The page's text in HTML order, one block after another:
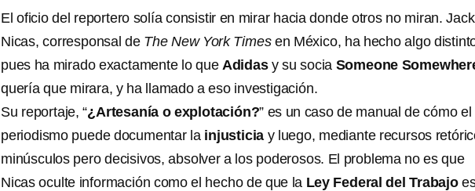
El oficio del reportero solía consistir en mirar hacia donde otros no miran. Jack
Nicas, corresponsal de The New York Timesen México, ha hecho algo
pues ha mirado exactamente lo que Adidasy su socia Someone
quería que mirara, y ha llamado a eso investigación.
Su reportaje, “¿Artesanía o explotación?” es un caso de manual de cómo el
periodismo puede documentar la injusticia y luego, mediante recursos
minúsculos pero decisivos, absolver a los poderosos. El problema no es que
Nicas oculte información como el hecho de que la Ley Federal del Trabajo